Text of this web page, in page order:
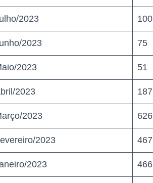
2023 100
2023 75
2023 51
2023 187
2023 626
2023 467
2023 466